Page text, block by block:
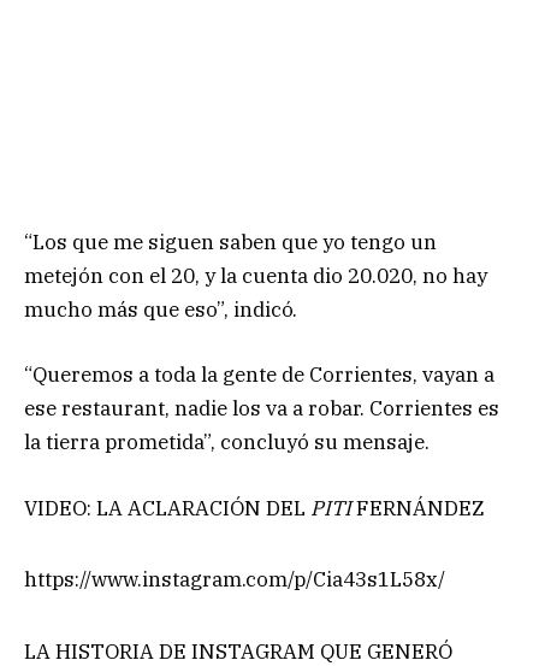
“Los que me siguen saben que yo tengo un
metejón con el 20, y la cuenta dio 20.020, no hay
mucho más que eso”, indicó.
“Queremos a toda la gente de Corrientes, vayan a
ese restaurant, nadie los va a robar. Corrientes es
la tierra prometida”, concluyó su mensaje.
VIDEO: LA ACLARACIÓN DEL PITIFERNÁNDEZ
https://www.instagram.com/p/Cia43s1L58x/
LA HISTORIA DE INSTAGRAM QUE GENERÓ